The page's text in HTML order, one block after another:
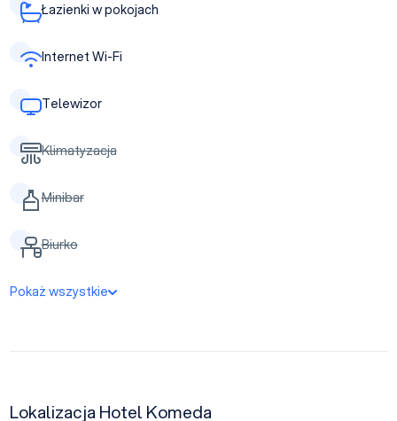
Łazienki w pokojach
Internet Wi-Fi
Telewizor
Klimatyzacja
Minibar
Biurko
Pokaż wszystkie
Lokalizacja Hotel Komeda